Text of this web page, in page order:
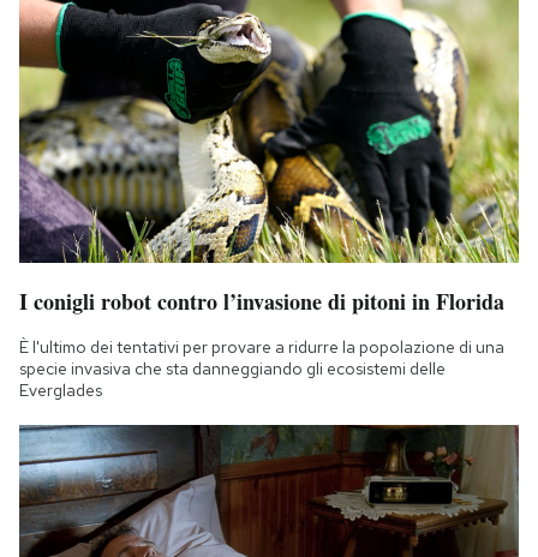
I conigli robot contro l’invasione di pitoni in Florida
È l'ultimo dei tentativi per provare a ridurre la popolazione di una
specie invasiva che sta danneggiando gli ecosistemi delle
Everglades